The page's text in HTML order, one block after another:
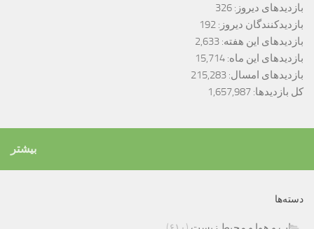
بازدیدهای دیروز: 326
بازدیدکنندگان دیروز: 192
بازدیدهای این هفته: 2,633
بازدیدهای این ماه: 15,714
بازدیدهای امسال: 215,283
کل بازدیدها: 1,657,987
بیشتر
دسته‌ها